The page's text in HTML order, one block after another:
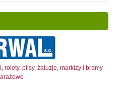
rolety, plisy, żaluzje, markizy i bramy